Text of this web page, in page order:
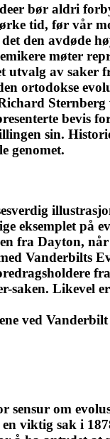
bør aldri
tid, før vår
den avdøde
møter
utvalg av saker
ortodokse
bevis
sin.
genomet.
eksemplet på
fra Dayton,
Vanderbilts
saken. Likevel
ved
sensur om
viktig sak i